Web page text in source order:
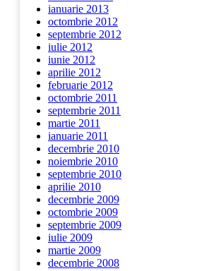
ianuarie 2013
octombrie 2012
septembrie 2012
iulie 2012
iunie 2012
aprilie 2012
februarie 2012
octombrie 2011
septembrie 2011
martie 2011
ianuarie 2011
decembrie 2010
noiembrie 2010
septembrie 2010
aprilie 2010
decembrie 2009
octombrie 2009
septembrie 2009
iulie 2009
martie 2009
decembrie 2008